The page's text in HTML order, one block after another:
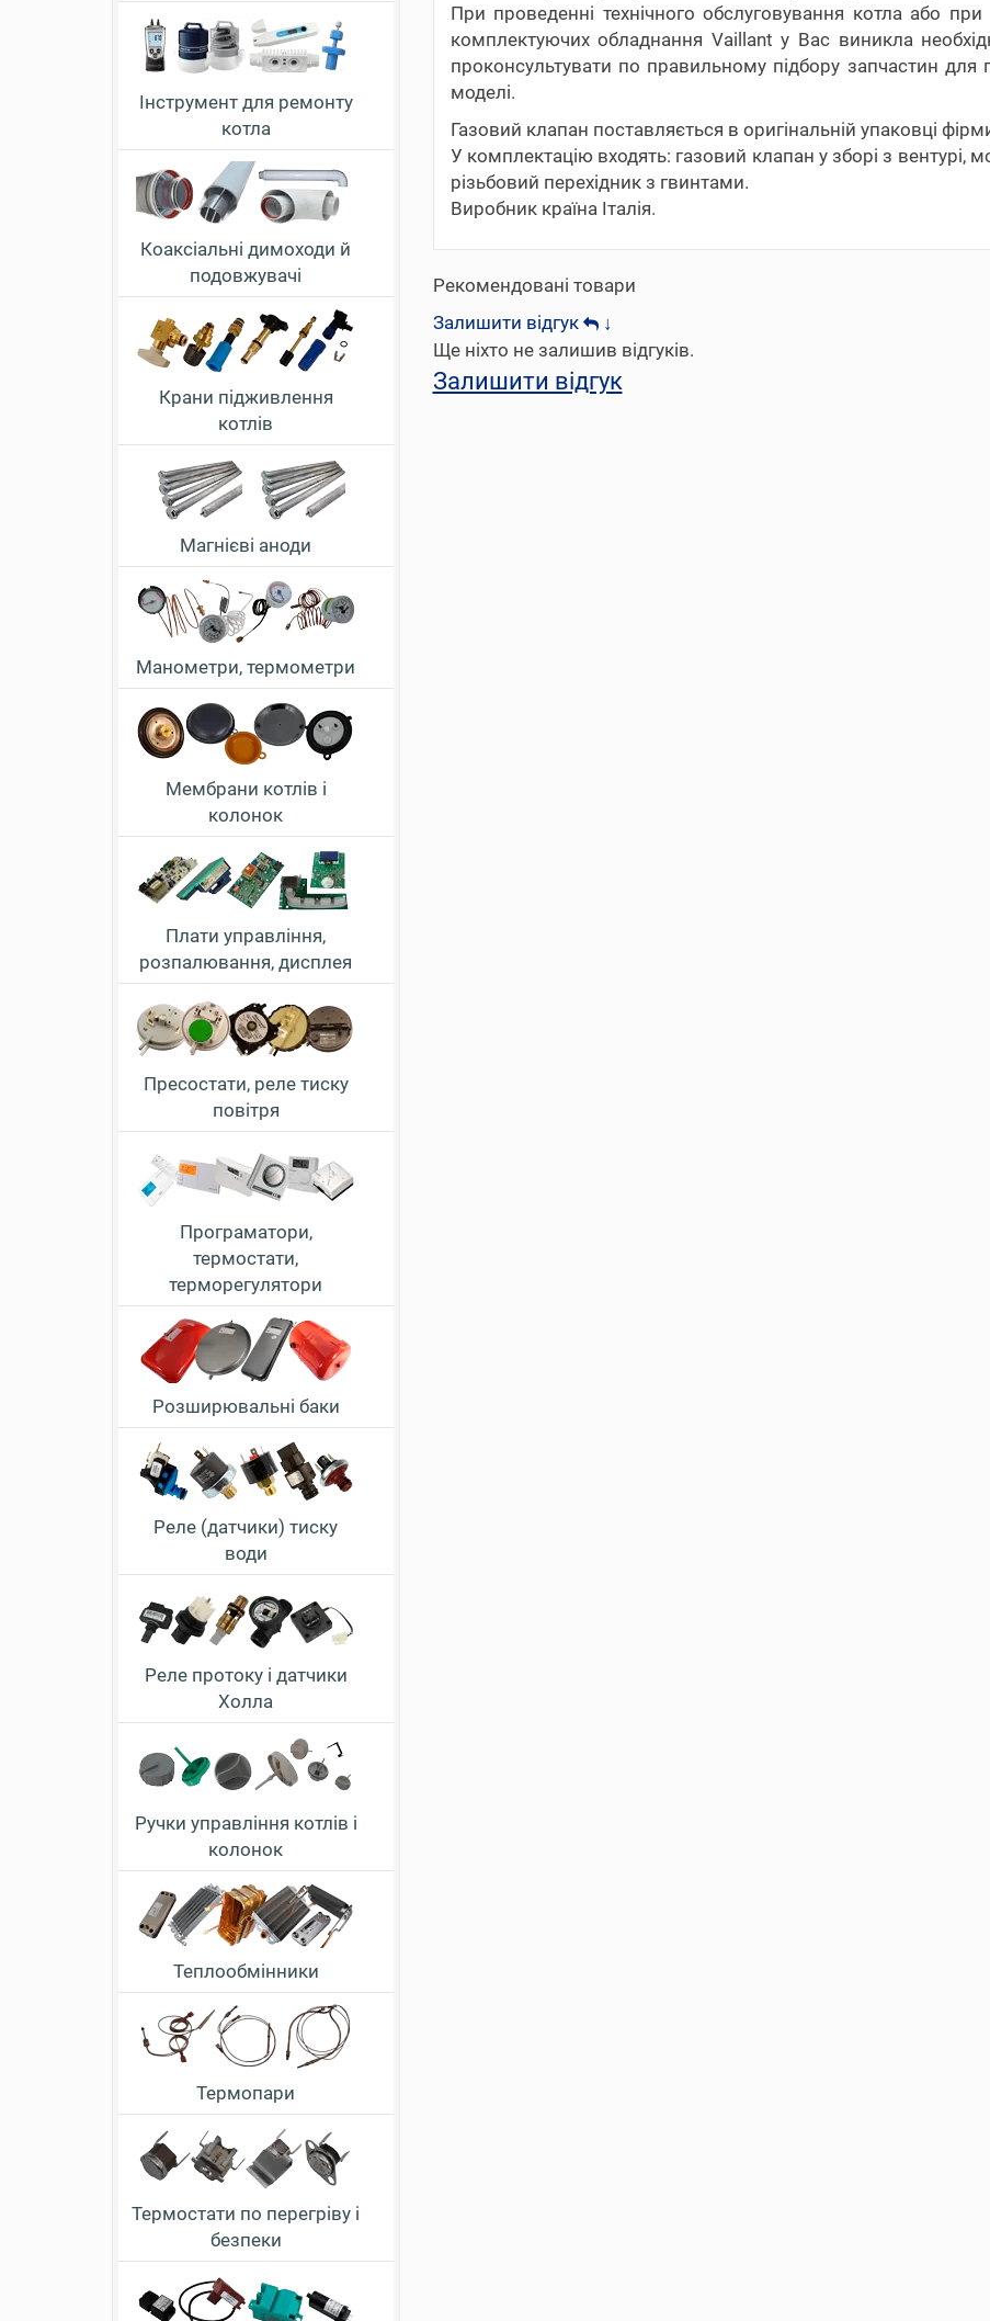
Інструмент для ремонту
котла
Коаксіальні димоходи й
подовжувачі
Крани підживлення
котлів
Магнієві аноди
Манометри, термометри
Мембрани котлів і
колонок
Плати управління,
розпалювання, дисплея
Пресостати, реле тиску
повітря
Програматори,
термостати,
терморегулятори
Розширювальні баки
Реле (датчики) тиску
води
Реле протоку і датчики
Холла
Ручки управління котлів і
колонок
Теплообмінники
Термопари
Термостати по перегріву і
безпеки
При проведенні технічного обслуговування котла або
комплектуючих обладнання Vaillant у Вас виникла
проконсультувати по правильному підбору запчастин для
моделі.
Газовий клапан поставляється в оригінальній упаковці
У комплектацію входять: газовий клапан у зборі з вентурі,
різьбовий перехідник з гвинтами.
Виробник країна Італія.
Рекомендовані товари
Залишити відгук
↓
Ще ніхто не залишив відгуків.
Залишити відгук